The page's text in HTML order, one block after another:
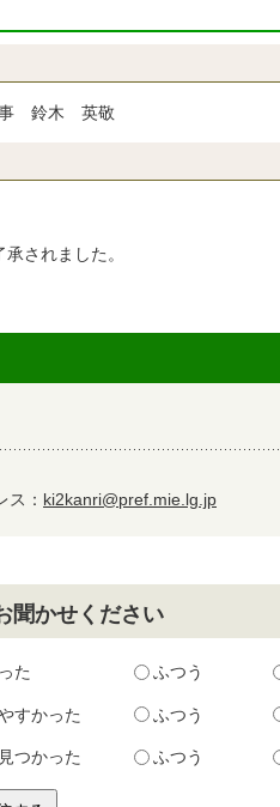
事 鈴木 英敬
されました。
ス： ki2kanri@pref.mie.lg.jp
聞かせください
た ふつう
すかった ふつう
つかった ふつう